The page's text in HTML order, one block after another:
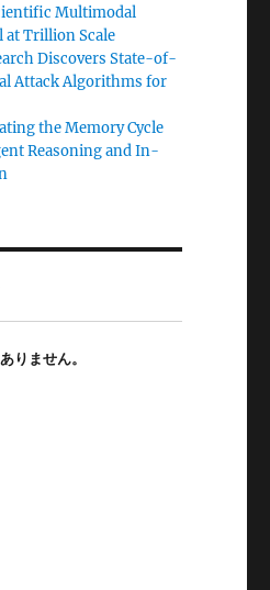
Multimodal
at Trillion Scale
Discovers State-of-
Attack Algorithms for
the Memory Cycle
Reasoning and In-
りません。